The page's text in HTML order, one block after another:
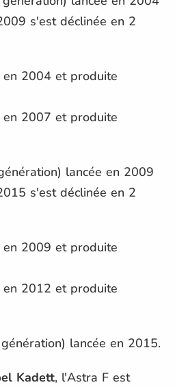
s'est déclinée en 2
en 2004 et produite
en 2007 et produite
lancée en 2009
s'est déclinée en 2
en 2009 et produite
en 2012 et produite
génération) lancée en 2015.
Kadett, l'Astra F est